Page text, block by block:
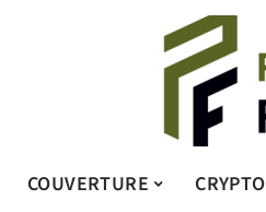
COUVERTURE CRYPTO